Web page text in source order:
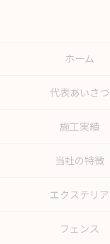
ホーム
代表あいさつ
施工実績
当社の特徴
エクステリア
フェンス